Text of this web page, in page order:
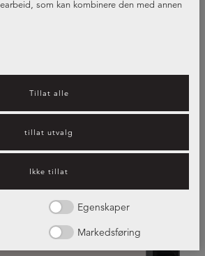
som kan kombinere den med annen
tilgjengelig for dem, eller som de har samlet
Tillat alle
tillat utvalg
Ikke tillat
Egenskaper
Markedsføring
i forskjellige
stiler og farger